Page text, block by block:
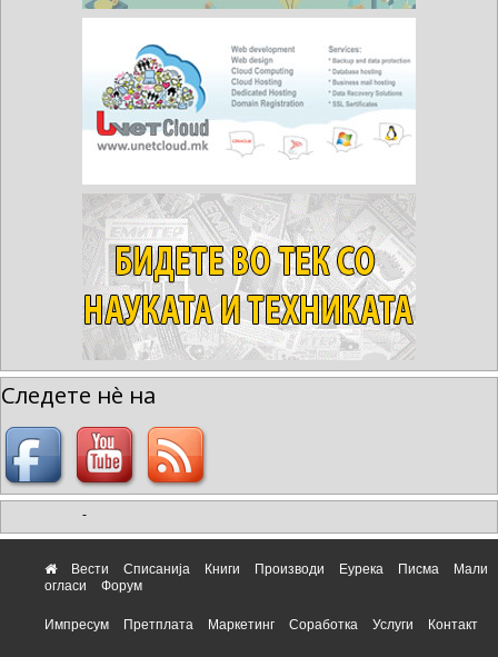
Следете нè на
-
Вести Списанија Книги Производи Еурека Писма
Мали
огласи
Форум
Импресум Претплата Маркетинг Соработка Услуги Контакт